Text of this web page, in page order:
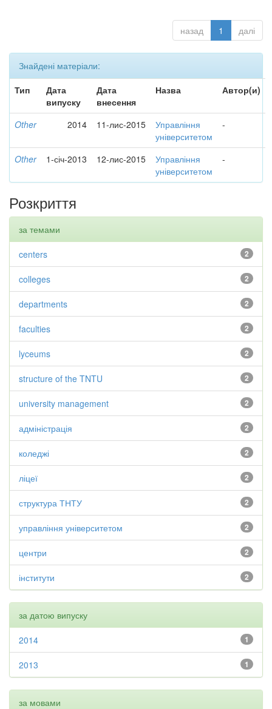
назад 1 далі
Знайдені матеріали:
Тип
Дата
випуску
Дата
внесення
Назва Автор(и)
Other 2014 11-лис-2015
Управління
університетом
-
Other 1-січ-2013 12-лис-2015
Управління
університетом
-
Розкриття
за темами
2
centers
2
colleges
2
departments
2
faculties
2
lyceums
2
structure of the TNTU
2
university management
2
адміністрація
2
коледжі
2
ліцеї
2
структура ТНТУ
2
управління університетом
2
центри
2
інститути
за датою випуску
1
2014
1
2013
за мовами